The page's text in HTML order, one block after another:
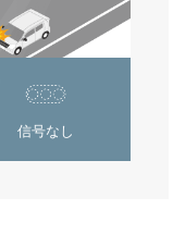
信号なし